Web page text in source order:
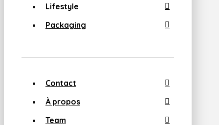
Lifestyle
Packaging
Contact
À propos
Team